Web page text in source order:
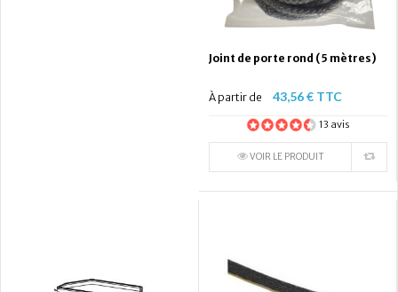
Joint de porte rond (5 mètres)
À partir de 43,56 € TTC
13 avis
VOIR LE PRODUIT